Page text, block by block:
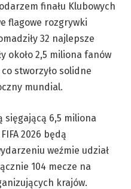
finału Klubowych
flagowe rozgrywki
32 najlepsze
około 2,5 miliona fanów
stworzyło solidne
mundial.
6,5 miliona
2026 będą
weźmie udział
104 mecze na
krajów.